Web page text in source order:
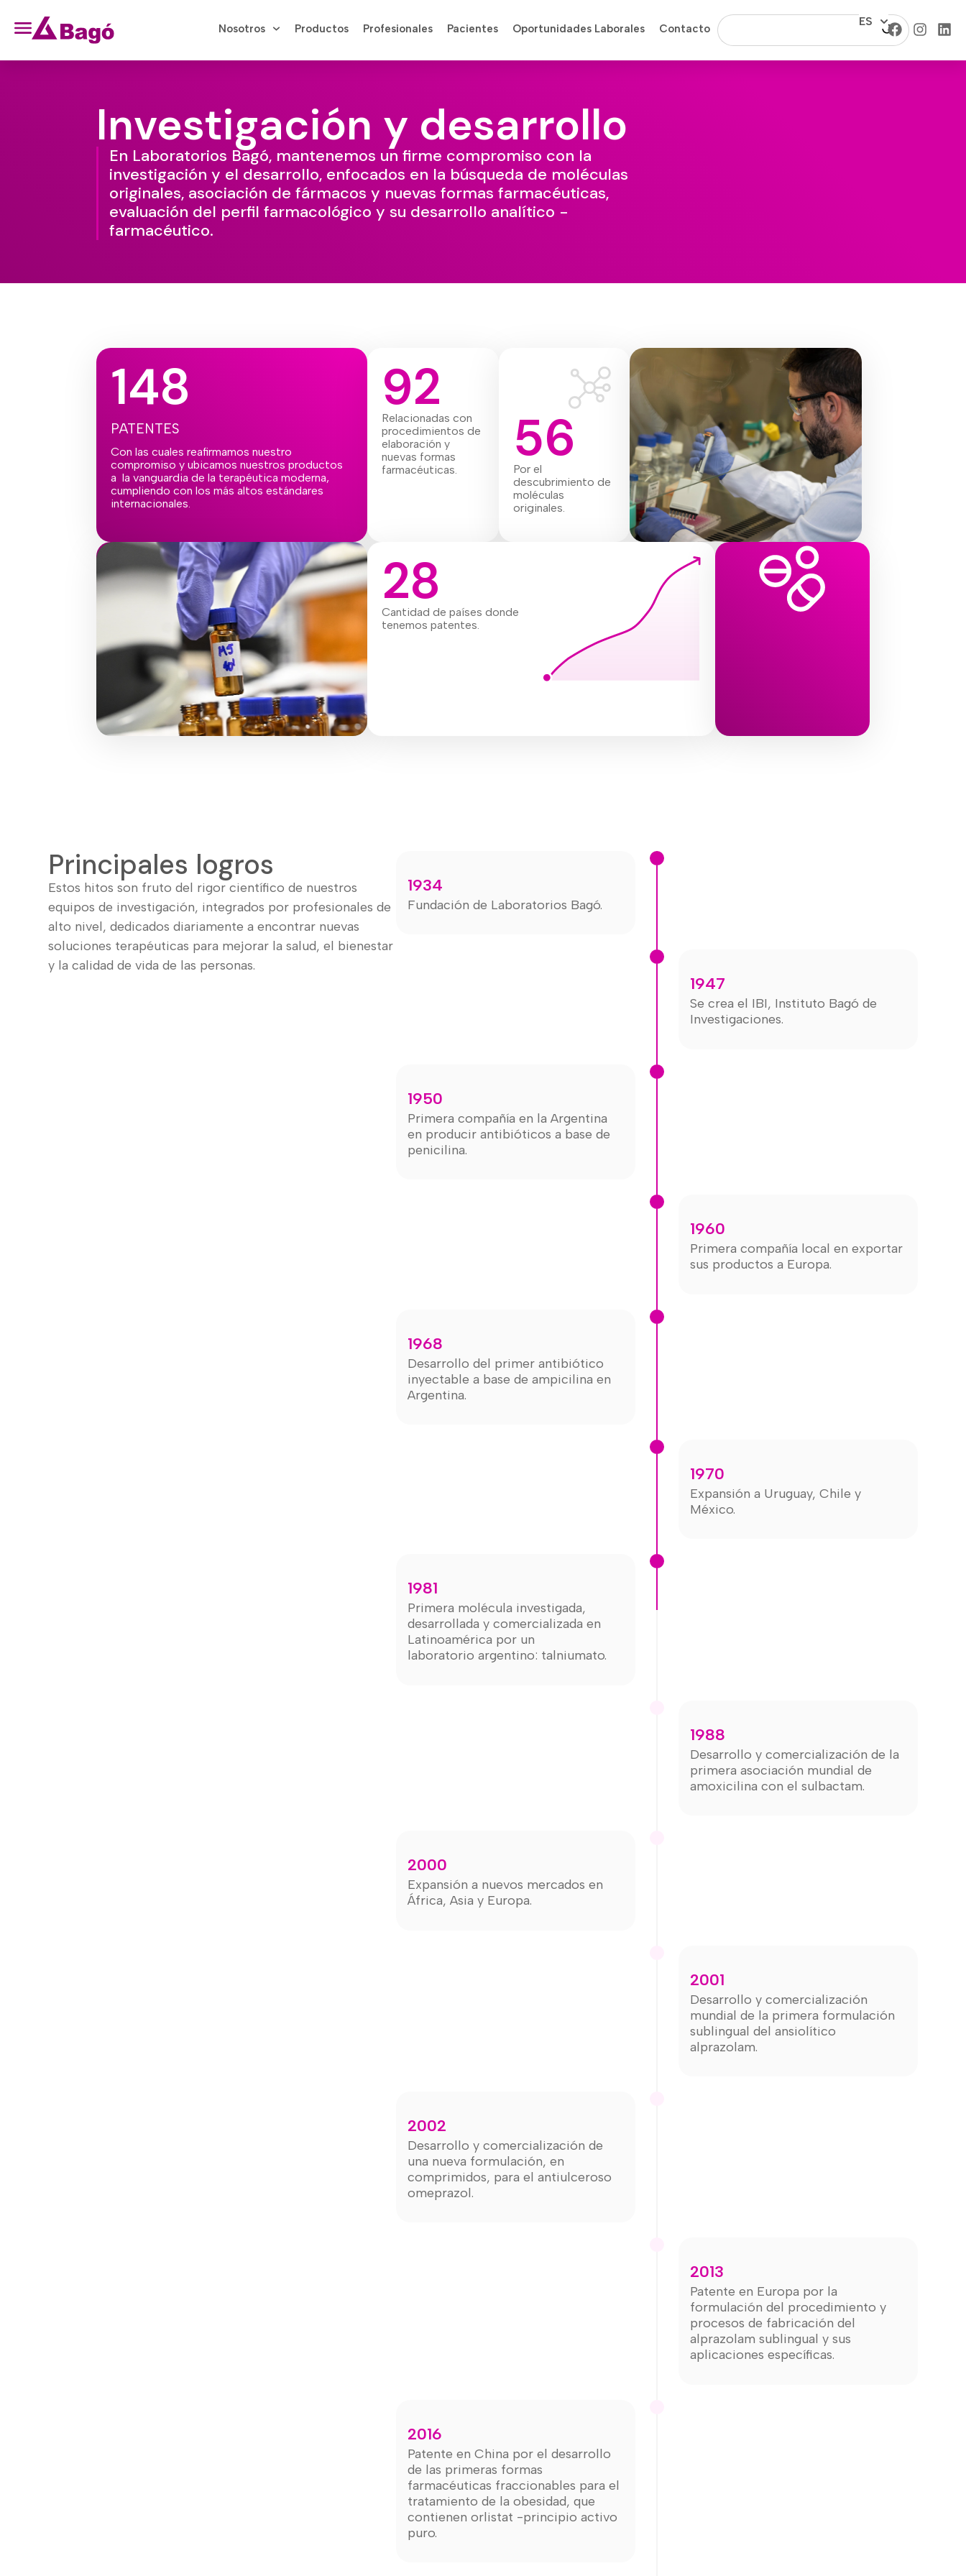
Nosotros Productos Profesionales Pacientes Oportunidades Laborales Contacto
ES
Investigación y desarrollo
En Laboratorios Bagó, mantenemos un firme compromiso con la
investigación y el desarrollo, enfocados en la búsqueda de moléculas
originales, asociación de fármacos y nuevas formas farmacéuticas,
evaluación del perfil farmacológico y su desarrollo analítico -
farmacéutico.
PATENTES
148
Con las cuales reafirmamos nuestro
compromiso y ubicamos nuestros productos
a la vanguardia de la terapéutica moderna,
cumpliendo con los más altos estándares
internacionales.
92
Relacionadas con
procedimientos de
elaboración y
nuevas formas
farmacéuticas.
56
Por el
descubrimiento de
moléculas
originales.
28
Cantidad de países donde
tenemos patentes.
Principales logros
Estos hitos son fruto del rigor científico de nuestros
equipos de investigación, integrados por profesionales de
alto nivel, dedicados diariamente a encontrar nuevas
soluciones terapéuticas para mejorar la salud, el bienestar
y la calidad de vida de las personas.
1934
Fundación de Laboratorios Bagó.
1947
Se crea el IBI, Instituto Bagó de
Investigaciones.
1950
Primera compañía en la Argentina
en producir antibióticos a base de
penicilina.
1960
Primera compañía local en exportar
sus productos a Europa.
1968
Desarrollo del primer antibiótico
inyectable a base de ampicilina en
Argentina.
1970
Expansión a Uruguay, Chile y
México.
1981
Primera molécula investigada,
desarrollada y comercializada en
Latinoamérica por un
laboratorio argentino: talniumato.
1988
Desarrollo y comercialización de la
primera asociación mundial de
amoxicilina con el sulbactam.
2000
Expansión a nuevos mercados en
África, Asia y Europa.
2001
Desarrollo y comercialización
mundial de la primera formulación
sublingual del ansiolítico
alprazolam.
2002
Desarrollo y comercialización de
una nueva formulación, en
comprimidos, para el antiulceroso
omeprazol.
2013
Patente en Europa por la
formulación del procedimiento y
procesos de fabricación del
alprazolam sublingual y sus
aplicaciones específicas.
2016
Patente en China por el desarrollo
de las primeras formas
farmacéuticas fraccionables para el
tratamiento de la obesidad, que
contienen orlistat -principio activo
puro.